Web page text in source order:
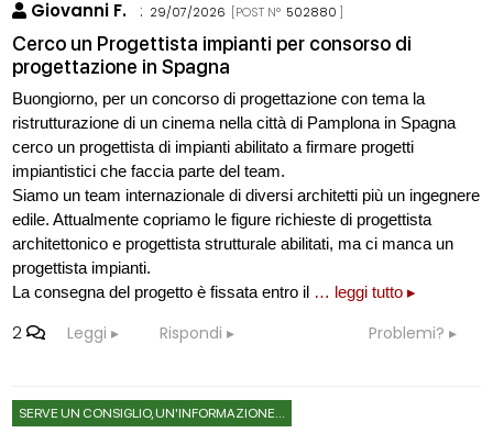
Giovanni F. : 29/07/2026 [POST N° 502880 ]
Cerco un Progettista impianti per consorso di
progettazione in Spagna
Buongiorno, per un concorso di progettazione con tema la
ristrutturazione di un cinema nella città di Pamplona in Spagna
cerco un progettista di impianti abilitato a firmare progetti
impiantistici che faccia parte del team.
Siamo un team internazionale di diversi architetti più un ingegnere
edile. Attualmente copriamo le figure richieste di progettista
architettonico e progettista strutturale abilitati, ma ci manca un
progettista impianti.
La consegna del progetto è fissata entro il … leggi tutto ▸
2 Leggi Rispondi Problemi?
SERVE UN CONSIGLIO, UN'INFORMAZIONE...